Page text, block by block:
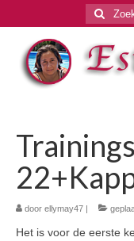
Zoeken
naar:
door ellymay47 |
Het is voor de eerste